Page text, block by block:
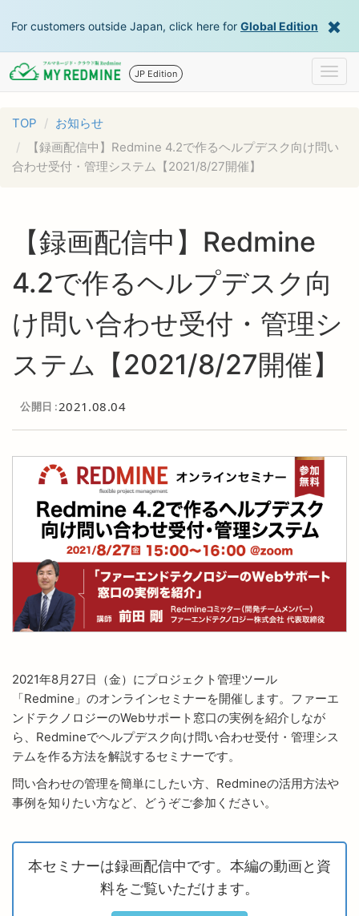
For customers outside Japan, click here for Global Edition
JP Edition
TOP
お知らせ
【録画配信中】Redmine 4.2で作るヘルプデスク向け問い
合わせ受付・管理システム【2021/8/27開催】
【録画配信中】Redmine
4.2で作るヘルプデスク向
け問い合わせ受付・管理シ
ステム【2021/8/27開催】
公開日 2021.08.04
2021年8月27日（金）にプロジェクト管理ツール
「Redmine」のオンラインセミナーを開催します。ファーエ
ンドテクノロジーのWebサポート窓口の実例を紹介しなが
ら、Redmineでヘルプデスク向け問い合わせ受付・管理シス
テムを作る方法を解説するセミナーです。
問い合わせの管理を簡単にしたい方、Redmineの活用方法や
事例を知りたい方など、どうぞご参加ください。
本セミナーは録画配信中です。本編の動画と資
料をご覧いただけます。